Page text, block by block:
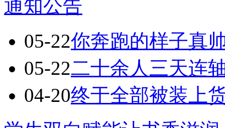
通知公告
05-22你奔跑的样子真
05-22二十余人三天连
04-20终于全部被装上